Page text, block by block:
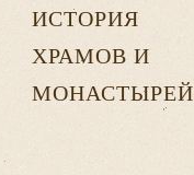
ИСТОРИЯ
ХРАМОВ И
МОНАСТЫРЕЙ